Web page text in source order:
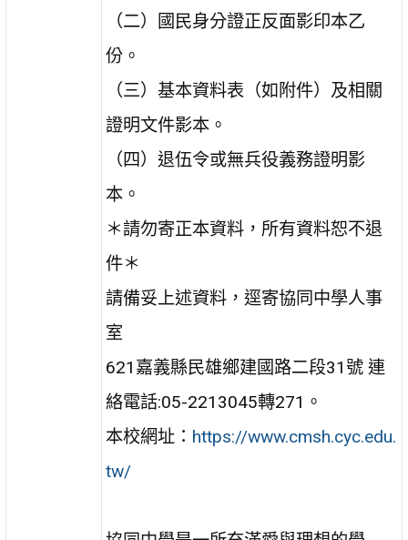
（二）國民身分證正反面影印本乙
份。
（三）基本資料表（如附件）及相關
證明文件影本。
（四）退伍令或無兵役義務證明影
本。
＊請勿寄正本資料，所有資料恕不退
件＊
請備妥上述資料，逕寄協同中學人事
室
621嘉義縣民雄鄉建國路二段31號 連
絡電話:05-2213045轉271。
本校網址： https://www.cmsh.cyc.edu.
tw/